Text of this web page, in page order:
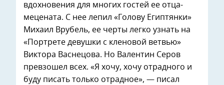
вдохновения для многих гостей ее отца-
мецената. С нее лепил «Голову Египтянки»
Михаил Врубель, ее черты легко узнать на
«Портрете девушки с кленовой ветвью»
Виктора Васнецова. Но Валентин Серов
превзошел всех. «Я хочу, хочу отрадного и
буду писать только отрадное», — писал